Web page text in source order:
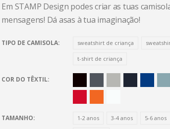
Em STAMP Design podes criar as tuas
mensagens! Dá asas à tua imaginação!
TIPO DE CAMISOLA sweatshirt de criança
t-shirt de criança
COR DO TÊXTIL
TAMANHO 1-2 anos 3-4 anos 5-6 anos